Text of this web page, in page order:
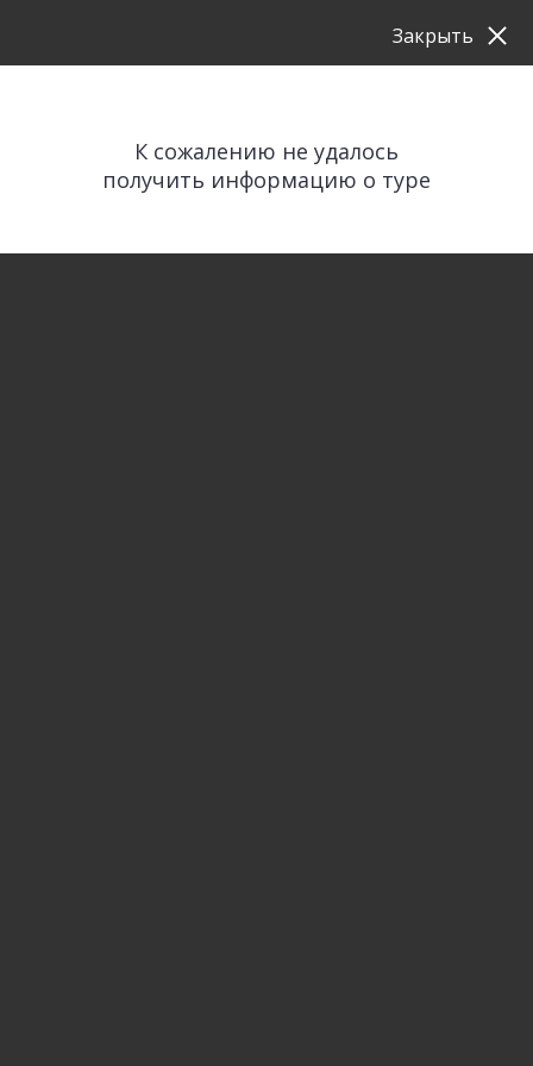
К сожалению не удалось
получить информацию о туре
Закрыть